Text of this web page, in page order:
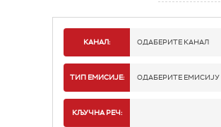
КАНАЛ: ОДАБЕРИТЕ КАНАЛ
РТС 1
ТИП ЕМИСИЈЕ: ОДАБЕРИТЕ ЕМИСИЈУ
КЉУЧНА РЕЧ: